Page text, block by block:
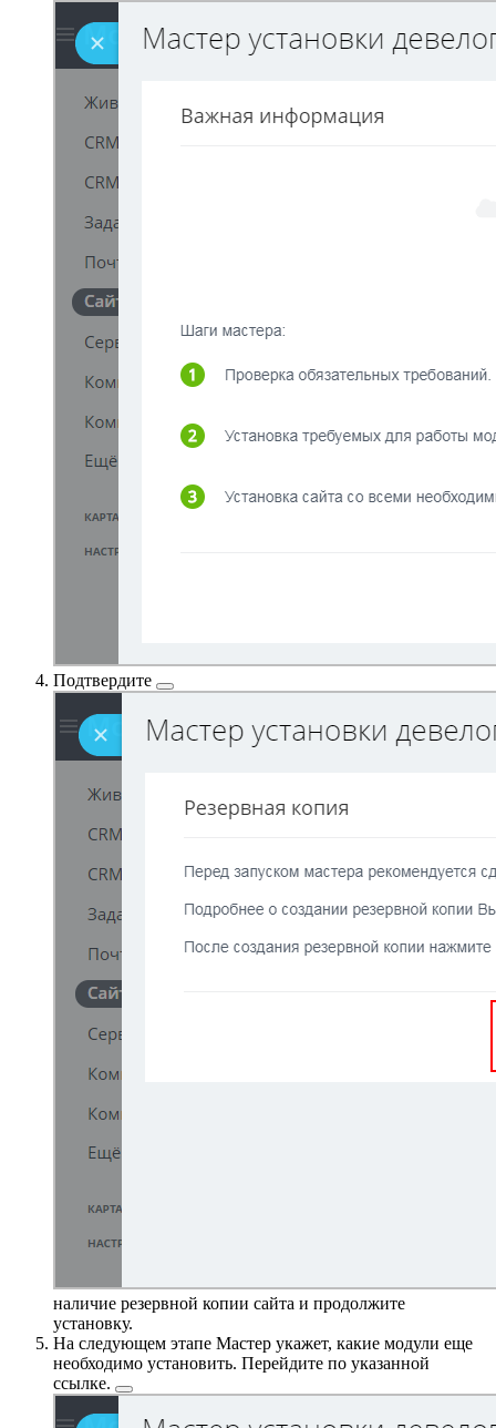
Подтвердите
наличие резервной копии сайта и продолжите
установку.
На следующем этапе Мастер укажет, какие модули еще
необходимо установить. Перейдите по указанной
ссылке.